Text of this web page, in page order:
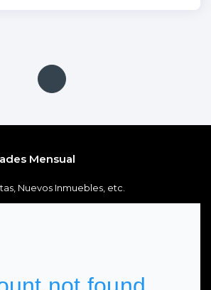
Mensual
Nuevos Inmuebles, etc.